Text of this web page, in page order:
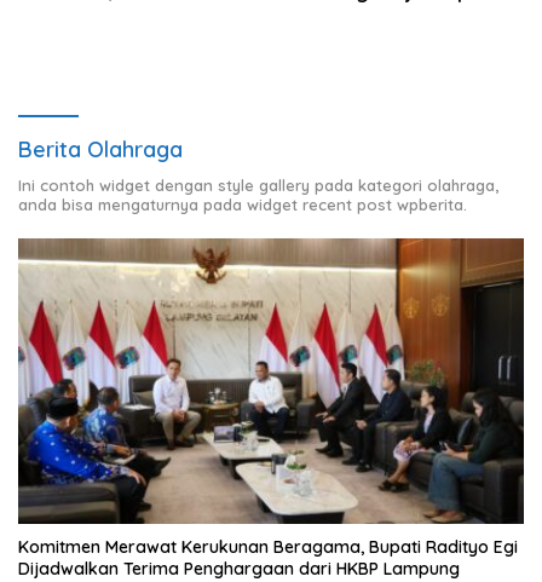
Berita Olahraga
Ini contoh widget dengan style gallery pada kategori olahraga,
anda bisa mengaturnya pada widget recent post wpberita.
Komitmen Merawat Kerukunan Beragama, Bupati Radityo Egi
Dijadwalkan Terima Penghargaan dari HKBP Lampung